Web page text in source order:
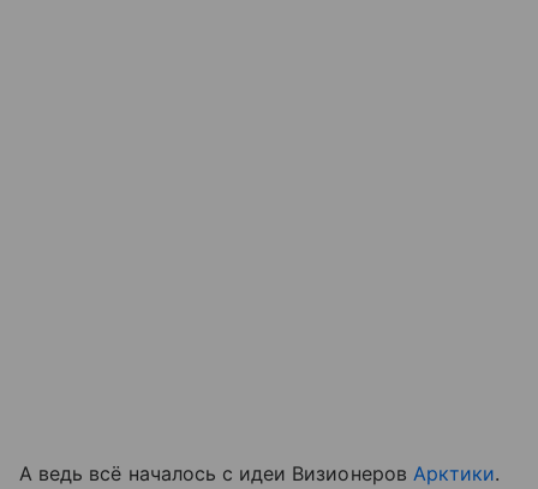
А ведь всё началось с идеи Визионеров Арктики.